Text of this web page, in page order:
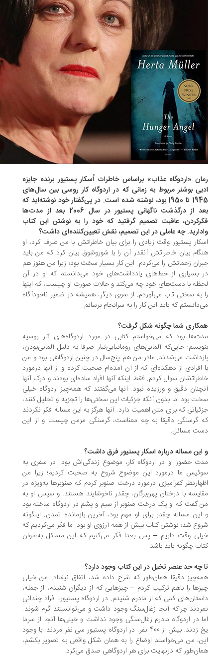
«اردوگاه عذاب» براساس خاطرات اُسکار پستیور برنده جایزه
بوشنر مربوط به زمانی که در اردوگاه کار روسی بین سال‌های
1945 تا 1950 بود، نوشته شده است. در پی‌گفتار خود نوشته‌اید که
بعد از درگذشت ناگهانی پستیور در سال 2006 بعد از مدت‌ها
عاقبت تصمیم گرفتید که خود را به نوشتن این کتاب
چه عاملی در این تصمیم، نقش تعیین‌کننده‌ای داشت؟
پستیور وقت زیادی را برای بیان خاطراتش با من صرف کرد، او
بیان خاطراتش آنقدر آن را با شوروشوق بیان کرد که من باید
زحماتش را می‌کردم. این کار بسیار سخت بود؛ زیرا من هنوز هم
بسیاری از خط‌های یادداشت‌های خود می‌دانستم که او در آن
با دست‌های خود چه می‌کند و حالات صورت او چیست، که اینها
به سختی تاب می‌آوردم. از سوی دیگر، همیشه در ضمیر ناخودآگاه
که باید این کار را به سرانجام برسانم.
شما چگونه شکل گرفت؟
بود که می‌خواستم کتابی در مورد اردوگاه‌های کار روسیه
جایی‌که آلمانی‌های رومانیایی‌تبار صرفا به دلیل آلمانی‌بودن،
می‌شدند. مادر من هم پنج‌سال در چنین اردوگاهی بود و من
افرادی از دهکده‌ای که از آن آمده‌ام صحبت کرده و از آنها درمورد
سوال کردم. فقط اینکه آنها افراد ساده‌ای بودند و درک آنها
دقیق و ورزیده نبود. آنها می‌گفتند که همه‌چیز اردوگاه خیلی
بود اما بدون آنکه جزئیات این سختی‌ها را تجزیه و تحلیل کنند،
که برای متن اهمیت دارد. آنها هرگز به این مساله فکر نکردند
گرسنگی دقیقا به چه معناست، گرسنگی مزمن چیست و از این
مسائل.
مساله درباره اسکار پستیور فرق داشت؟
حضور او در اردوگاه کار، موضوع زندگی‌اش بود. در سفری به
ما درمورد این موضوع شروع به صحبت كردیم؛ زیرا من
کفرآمیزی درمورد درخت صنوبر كردم که صنوبرها به‌ویژه در
با درختان پهن‌برگان، چقدر ناخوشایند هستند. و سپس او به
گفت که او یک درخت صنوبر از سیم و پشم در اردوگاه ساخته بود
مساله چقدر برای او مهم بود، آخرین بازمانده تمدن. اینگونه
شد؛ نوشتن کتاب بیش از همه آرزوی او بود. ما فکر می‌کردیم که
وقت داریم – پس بعدا فکر می‌کنیم که این مسائل به‌عنوان
چگونه باید باشد.
چه حد عنصر تخیل در این کتاب وجود دارد؟
دقیقا همان‌طور که شرح داده شد، اتفاق نیفتاد. من خیلی
را باهم ترکیب کردم – چیزهایی که از دیگران شنیدم، از جمله،
کمی که از مادرم شنیدم. در اردوگاه پستیور، افراد چندانی
چراکه آنجا زغال‌سنگ وجود داشت و می‌توانستند گرم شوند.
در اردوگاه مادرم زغال‌سنگی وجود نداشت و خیلی‌ها آنجا از سرما
یخ زدند. بیش از 400 نفر. در اردوگاه پستیور سی نفر مردند. با وجود
من می‌خواستم اوضاع را به همان شکل واقعی به تصویر بکشم،
که درنهایت برای هر اردوگاهی صدق می‌کرد.